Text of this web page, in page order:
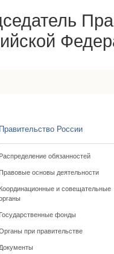
Правительство России
Распределение обязанностей
Правовые основы деятельности
Координационные и совещательные
Государственные фонды
при правительстве
Документы